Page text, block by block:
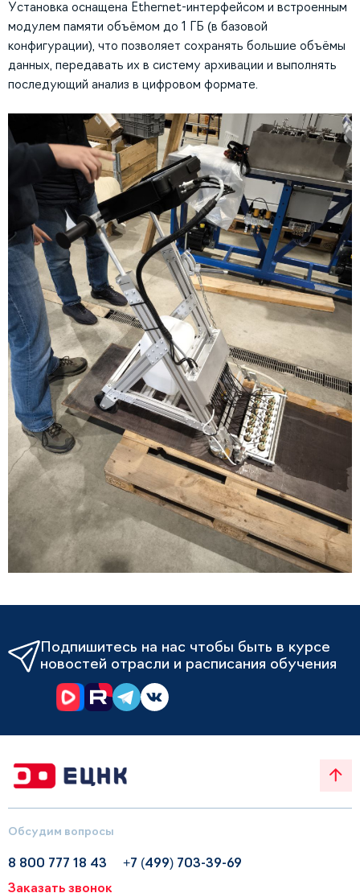
Установка оснащена Ethernet-интерфейсом и встроенным
модулем памяти объёмом до 1 ГБ (в базовой
конфигурации), что позволяет сохранять большие объёмы
данных, передавать их в систему архивации и выполнять
последующий анализ в цифровом формате.
Подпишитесь на нас чтобы быть в курсе
новостей отрасли и расписания обучения
Обсудим вопросы
8 800 777 18 43
+7 (499) 703-39-69
Заказать звонок